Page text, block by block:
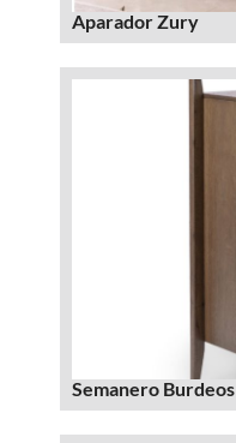
Aparador Zury
Semanero Burdeos